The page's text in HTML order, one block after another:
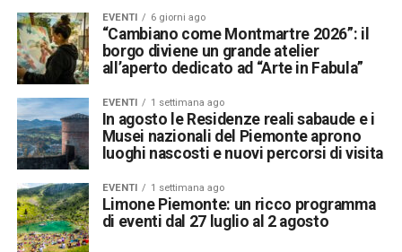
EVENTI 6 giorni ago
“Cambiano come Montmartre 2026”: il
borgo diviene un grande atelier
all’aperto dedicato ad “Arte in Fabula”
EVENTI 1 settimana ago
In agosto le Residenze reali sabaude e i
Musei nazionali del Piemonte aprono
luoghi nascosti e nuovi percorsi di visita
EVENTI 1 settimana ago
Limone Piemonte: un ricco programma
di eventi dal 27 luglio al 2 agosto